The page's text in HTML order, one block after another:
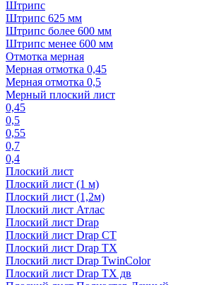
Штрипс
Штрипс 625 мм
Штрипс более 600 мм
Штрипс менее 600 мм
Отмотка мерная
Мерная отмотка 0,45
Мерная отмотка 0,5
Мерный плоский лист
0,45
0,5
0,55
0,7
0,4
Плоский лист
Плоский лист (1 м)
Плоский лист (1,2м)
Плоский лист Атлас
Плоский лист Drap
Плоский лист Drap СТ
Плоский лист Drap TX
Плоский лист Drap TwinColor
Плоский лист Drap ТХ дв